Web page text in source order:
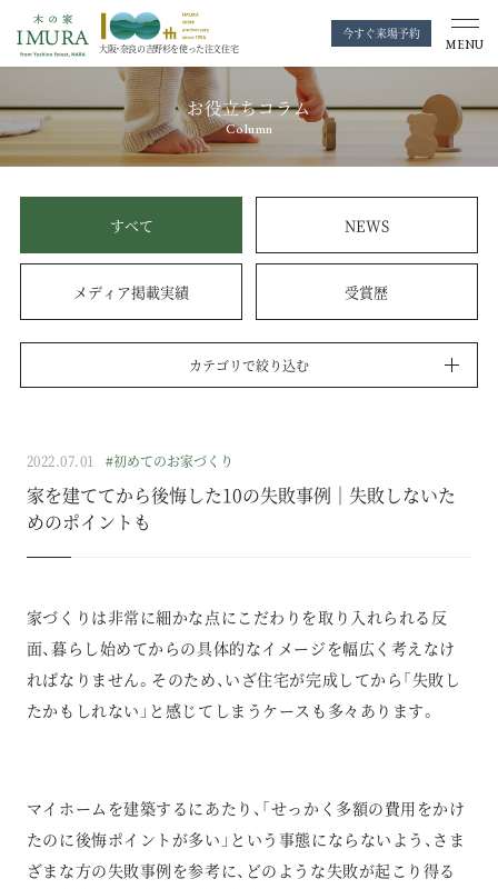
大阪・奈良の吉野杉を使った注文住宅
今すぐ来場予約
MENU
お役立ちコラム
Column
すべて NEWS
メディア掲載実績 受賞歴
カテゴリで絞り込む
2022.07.01 #初めてのお家づくり
家を建ててから後悔した10の失敗事例｜失敗しないた
めのポイントも
家づくりは非常に細かな点にこだわりを取り入れられる反
面、暮らし始めてからの具体的なイメージを幅広く考えなけ
ればなりません。そのため、いざ住宅が完成してから「失敗し
たかもしれない」と感じてしまうケースも多々あります。
マイホームを建築するにあたり、「せっかく多額の費用をかけ
たのに後悔ポイントが多い」という事態にならないよう、さま
ざまな方の失敗事例を参考に、どのような失敗が起こり得る